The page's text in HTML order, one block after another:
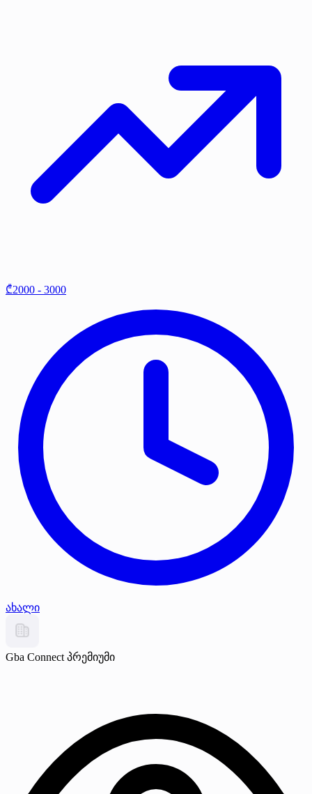
₾2000 - 3000
ახალი
Gba Connect პრემიუმი